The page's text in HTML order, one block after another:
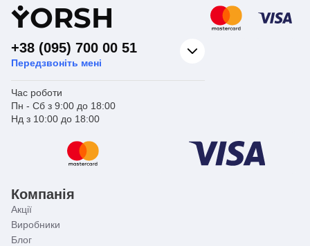
YORSH
+38 (095) 700 00 51
Передзвоніть мені
Час роботи
Пн - Сб з 9:00 до 18:00
Нд з 10:00 до 18:00
Компанія
Акції
Виробники
Блог